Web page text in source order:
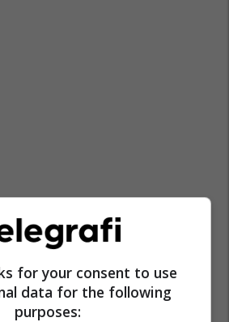
for your consent to use
data for the following
purposes: